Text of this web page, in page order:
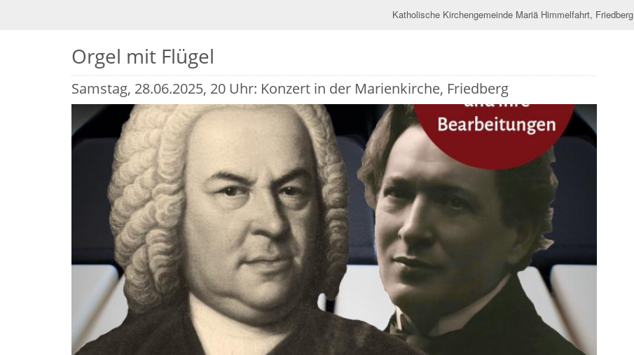
Katholische Kirchengemeinde Mariä Himmelfahrt, Friedberg
Orgel mit Flügel
Samstag, 28.06.2025, 20 Uhr: Konzert in der Marienkirche, Friedberg